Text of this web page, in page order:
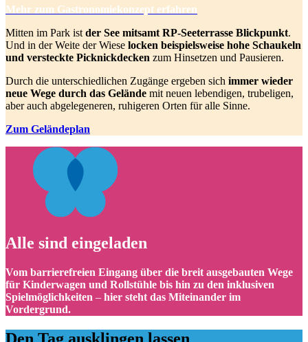
Mehr zum Gastronomiekonzept erfahren
Mitten im Park ist der See mitsamt RP-Seeterrasse Blickpunkt.
Und in der Weite der Wiese locken beispielsweise hohe Schaukeln
und versteckte Picknickdecken zum Hinsetzen und Pausieren.
Durch die unterschiedlichen Zugänge ergeben sich immer wieder
neue Wege durch das Gelände mit neuen lebendigen, trubeligen,
aber auch abgelegeneren, ruhigeren Orten für alle Sinne.
Zum Geländeplan
Alle sind eingeladen
Vom barrierefreien Eingang über die breit ausgebauten Wege
für Kinderwagen und Rollstühle bis hin zu den inklusiven
Spielmöglichkeiten – hier steht das Miteinander im
Vordergrund.